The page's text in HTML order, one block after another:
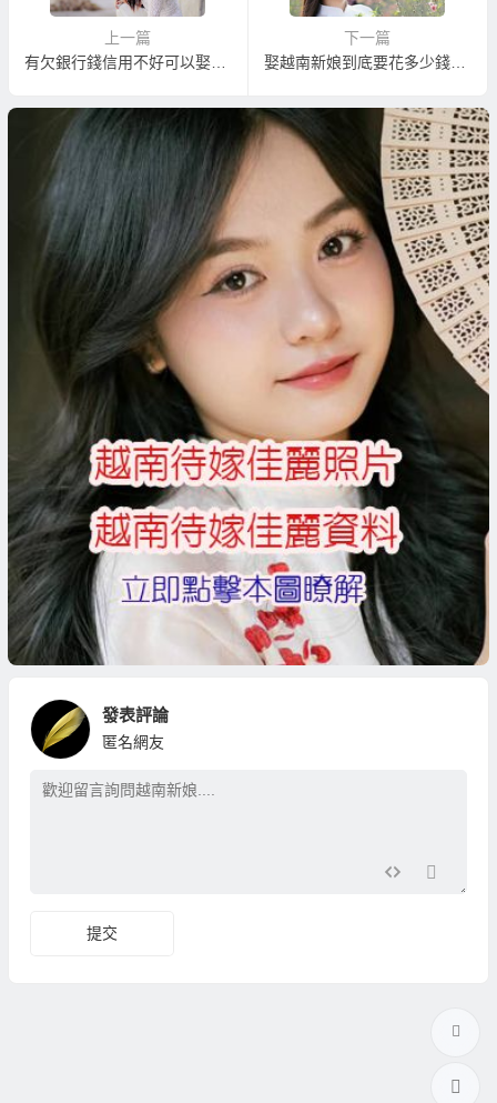
上一篇
有欠銀行錢信用不好可以娶越南新娘嗎？
下一篇
娶越南新娘到底要花多少錢？越南新娘辦到好要多少？
發表評論
匿名網友
提交